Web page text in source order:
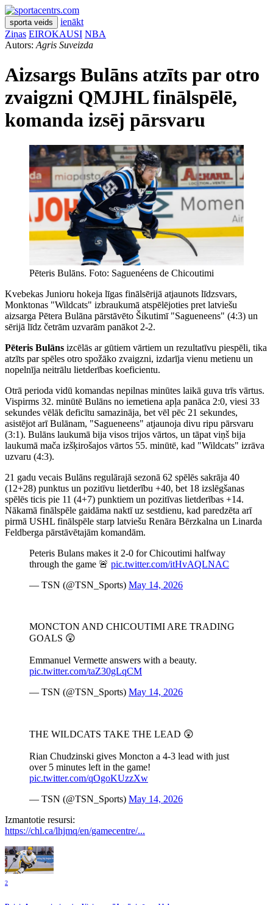
sporta veids
ienākt
Ziņas EIROKAUSI NBA
Autors: Agris Suveizda
Aizsargs Bulāns atzīts par otro
zvaigzni QMJHL finālspēlē,
komanda izsēj pārsvaru
Pēteris Bulāns. Foto: Saguenéens de Chicoutimi
Kvebekas Junioru hokeja līgas finālsērijā atjaunots līdzsvars,
Monktonas "Wildcats" izbraukumā atspēlējoties pret latviešu
aizsarga Pētera Bulāna pārstāvēto Šikutimī "Sagueneens" (4:3) un
sērijā līdz četrām uzvarām panākot 2-2.
Pēteris Bulāns izcēlās ar gūtiem vārtiem un rezultatīvu piespēli, tika
atzīts par spēles otro spožāko zvaigzni, izdarīja vienu metienu un
nopelnīja neitrālu lietderības koeficientu.
Otrā perioda vidū komandas nepilnas minūtes laikā guva trīs vārtus.
Vispirms 32. minūtē Bulāns no iemetiena apļa panāca 2:0, viesi 33
sekundes vēlāk deficītu samazināja, bet vēl pēc 21 sekundes,
asistējot arī Bulānam, "Sagueneens" atjaunoja divu ripu pārsvaru
(3:1). Bulāns laukumā bija visos trijos vārtos, un tāpat viņš bija
laukumā mača izšķirošajos vārtos 55. minūtē, kad "Wildcats" izrāva
uzvaru (4:3).
21 gadu vecais Bulāns regulārajā sezonā 62 spēlēs sakrāja 40
(12+28) punktus un pozitīvu lietderību +40, bet 18 izslēgšanas
spēlēs ticis pie 11 (4+7) punktiem un pozitīvas lietderības +14.
Nākamā finālspēle gaidāma naktī uz sestdienu, kad paredzēta arī
pirmā USHL finālspēle starp latviešu Renāra Bērzkalna un Linarda
Feldberga pārstāvētajām komandām.
Peteris Bulans makes it 2-0 for Chicoutimi halfway
through the game 🚨 pic.twitter.com/itHvAQLNAC
— TSN (@TSN_Sports) May 14, 2026
MONCTON AND CHICOUTIMI ARE TRADING
GOALS 😲
Emmanuel Vermette answers with a beauty.
pic.twitter.com/taZ30gLqCM
— TSN (@TSN_Sports) May 14, 2026
THE WILDCATS TAKE THE LEAD 😲
Rian Chudzinski gives Moncton a 4-3 lead with just
over 5 minutes left in the game!
pic.twitter.com/qOgoKUzzXw
— TSN (@TSN_Sports) May 14, 2026
Izmantotie resursi:
https://chl.ca/lhjmq/en/gamecentre/...
2